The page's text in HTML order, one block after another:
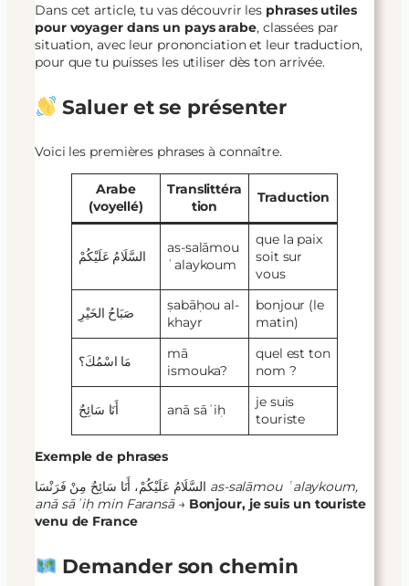
Dans cet article, tu vas découvrir les phrases utiles
pour voyager dans un pays arabe, classées par
situation, avec leur prononciation et leur traduction,
pour que tu puisses les utiliser dès ton arrivée.
Saluer et se présenter
Voici les premières phrases à connaître.
Arabe
(voyellé)
Translittéra
tion
Traduction
السَّلَامُ عَلَيْكُمْ
as-salāmou
ʿalaykoum
que la paix
soit sur
vous
صَبَاحُ الخَيْرِ
ṣabāḥou al-
khayr
bonjour (le
matin)
مَا اسْمُكَ؟
mā
ismouka?
quel est ton
nom ?
أَنَا سَائِحٌ anā sāʾiḥ
je suis
touriste
Exemple de phrases
as-salāmou ʿalaykoum,
anā sāʾiḥ min Faransā→ Bonjour, je suis un touriste
venu de France
Demander son chemin